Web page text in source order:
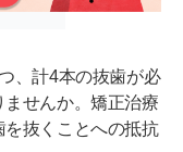
、計4本の抜歯が必
せんか。矯正治療
抜くことへの抵抗